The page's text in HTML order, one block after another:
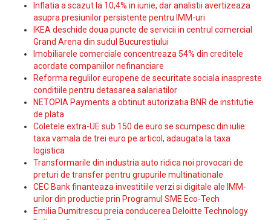
Inflatia a scazut la 10,4% in iunie, dar analistii avertizeaza
asupra presiunilor persistente pentru IMM-uri
IKEA deschide doua puncte de servicii in centrul comercial
Grand Arena din sudul Bucurestiului
Imobiliarele comerciale concentreaza 54% din creditele
acordate companiilor nefinanciare
Reforma regulilor europene de securitate sociala inaspreste
conditiile pentru detasarea salariatilor
NETOPIA Payments a obtinut autorizatia BNR de institutie
de plata
Coletele extra-UE sub 150 de euro se scumpesc din iulie:
taxa vamala de trei euro pe articol, adaugata la taxa
logistica
Transformarile din industria auto ridica noi provocari de
preturi de transfer pentru grupurile multinationale
CEC Bank finanteaza investitiile verzi si digitale ale IMM-
urilor din productie prin Programul SME Eco-Tech
Emilia Dumitrescu preia conducerea Deloitte Technology